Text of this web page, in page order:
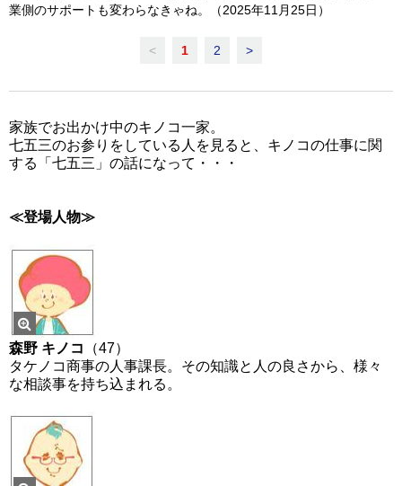
業側のサポートも変わらなきゃね。（2025年11月25日）
< 1 2 >
家族でお出かけ中のキノコ一家。
七五三のお参りをしている人を見ると、キノコの仕事に関
する「七五三」の話になって・・・
≪登場人物≫
森野 キノコ
（47）
タケノコ商事の人事課長。その知識と人の良さから、様々
な相談事を持ち込まれる。